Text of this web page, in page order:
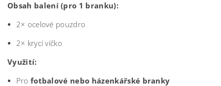
Obsah balení (pro 1 branku):
2× ocelové pouzdro
2× krycí víčko
Využití:
Pro fotbalové nebo házenkářské branky